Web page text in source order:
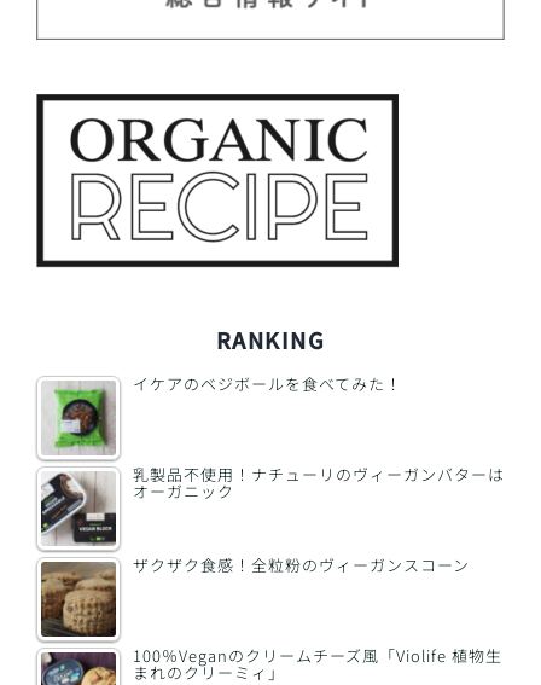
RANKING
イケアのベジボールを食べてみた！
乳製品不使用！ナチューリのヴィーガンバターは
オーガニック
ザクザク食感！全粒粉のヴィーガンスコーン
100％Veganのクリームチーズ風「Violife 植物生
まれのクリーミィ」